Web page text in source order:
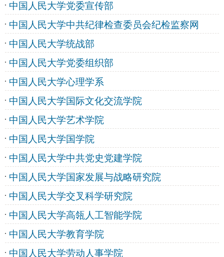
中国人民大学党委宣传部
中国人民大学中共纪律检查委员会纪检监察网
中国人民大学统战部
中国人民大学党委组织部
中国人民大学心理学系
中国人民大学国际文化交流学院
中国人民大学艺术学院
中国人民大学国学院
中国人民大学中共党史党建学院
中国人民大学国家发展与战略研究院
中国人民大学交叉科学研究院
中国人民大学高瓴人工智能学院
中国人民大学教育学院
中国人民大学劳动人事学院